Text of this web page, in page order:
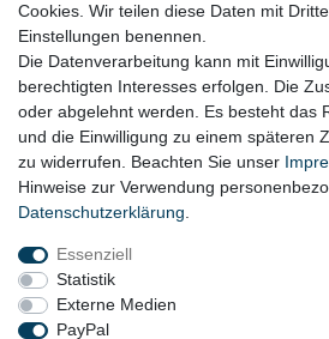
Widerrufsrecht
AGB
Widerrufsformular
KONTAKT
Tel.: 08031-23444-0
info@werkzeugfundgrube.de
Cookies. Wir teilen diese Daten mit
Einstellungen benennen.
Die Datenverarbeitung kann mit
berechtigten Interesses erfolgen. Die
oder abgelehnt werden. Es besteht das
und die Einwilligung zu einem späteren
zu widerrufen. Beachten Sie unser
Hinweise zur Verwendung
Daten­schutz­erklärung
Essenziell
Statistik
Externe Medien
PayPal